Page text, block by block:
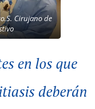
Cirujano de
en los que
deberán